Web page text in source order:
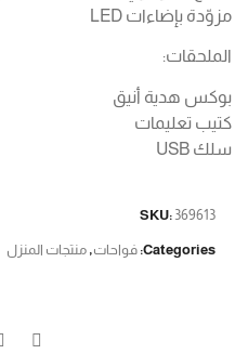
مزوّدة بإضاءات LED
الملحقات:
بوكس هدية أنيق
كتيب تعليمات
سلك USB
SKU: 369613
Categories: فواحات, منتجات المنزل